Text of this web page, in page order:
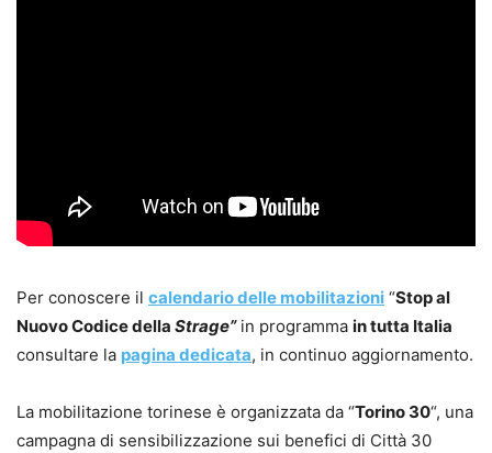
Per conoscere il calendario delle mobilitazioni “Stop al
Nuovo Codice della Strage”in programma in tutta Italia
consultare la pagina dedicata, in continuo aggiornamento.
La mobilitazione torinese è organizzata da “Torino 30“, una
campagna di sensibilizzazione sui benefici di Città 30